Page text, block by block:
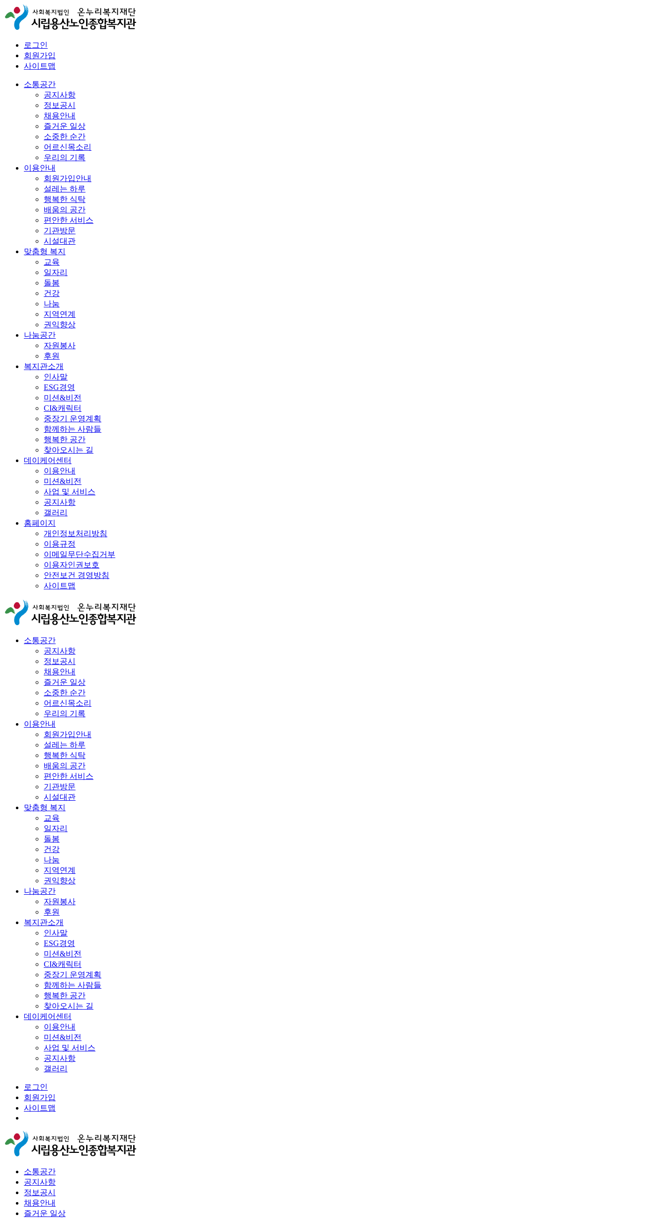
로그인
회원가입
사이트맵
소통공간
공지사항
정보공시
채용안내
즐거운 일상
소중한 순간
어르신목소리
우리의 기록
이용안내
회원가입안내
설레는 하루
행복한 식탁
배움의 공간
편안한 서비스
기관방문
시설대관
맞춤형 복지
교육
일자리
돌봄
건강
나눔
지역연계
권익향상
나눔공간
자원봉사
후원
복지관소개
인사말
ESG경영
미션&비전
CI&캐릭터
중장기 운영계획
함께하는 사람들
행복한 공간
찾아오시는 길
데이케어센터
이용안내
미션&비전
사업 및 서비스
공지사항
갤러리
홈페이지
개인정보처리방침
이용규정
이메일무단수집거부
이용자인권보호
안전보건 경영방침
사이트맵
소통공간
공지사항
정보공시
채용안내
즐거운 일상
소중한 순간
어르신목소리
우리의 기록
이용안내
회원가입안내
설레는 하루
행복한 식탁
배움의 공간
편안한 서비스
기관방문
시설대관
맞춤형 복지
교육
일자리
돌봄
건강
나눔
지역연계
권익향상
나눔공간
자원봉사
후원
복지관소개
인사말
ESG경영
미션&비전
CI&캐릭터
중장기 운영계획
함께하는 사람들
행복한 공간
찾아오시는 길
데이케어센터
이용안내
미션&비전
사업 및 서비스
공지사항
갤러리
로그인
회원가입
사이트맵
소통공간
공지사항
정보공시
채용안내
즐거운 일상